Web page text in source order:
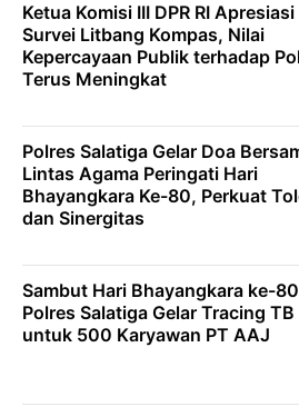
Ketua Komisi III DPR RI Apresiasi
Survei Litbang Kompas, Nilai
Kepercayaan Publik terhadap
Terus Meningkat
Polres Salatiga Gelar Doa
Lintas Agama Peringati Hari
Bhayangkara Ke-80, Perkuat
dan Sinergitas
Sambut Hari Bhayangkara ke-
Polres Salatiga Gelar Tracing TB
untuk 500 Karyawan PT AAJ